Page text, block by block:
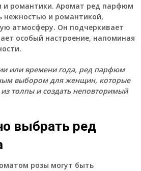
и романтики. Аромат ред парфюм
нежностью и романтикой,
атмосферу. Он подчеркивает
особый настроение, напоминая
или времени года, ред парфюм
выбором для женщин, которые
из толпы и создать неповторимый
выбрать ред
розы могут быть